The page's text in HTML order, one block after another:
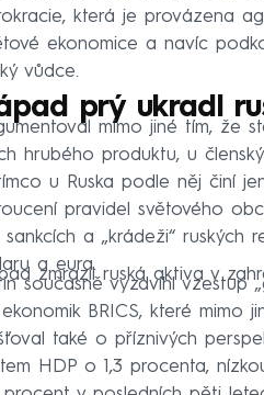
která je provázena
ekonomice a navíc
vůdce.
prý ukradl
mimo jiné tím, že
hrubého produktu, u
u Ruska podle něj činí
pravidel světového
a „krádeži“ ruských
a eura.
zmrazil ruská aktiva v
současně vyzdvihl vzestup
BRICS, které mimo
také o příznivých
HDP o 1,3 procenta,